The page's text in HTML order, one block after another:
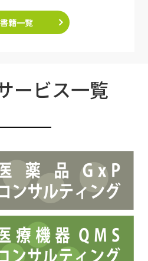
書籍一覧
ービス一覧